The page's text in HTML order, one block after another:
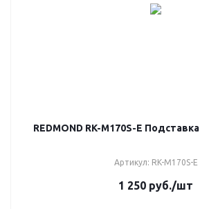
REDMOND RK-M170S-E
Артикул: RK-M170S-E
1 250 руб./шт